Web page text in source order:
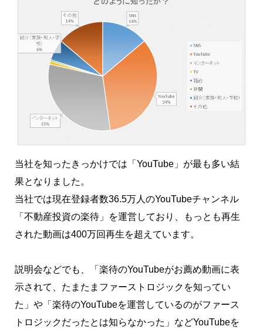
当社を知ったきっかけでは「YouTube」が最も多い結
果となりました。
当社では現在登録者数36.5万人のYouTubeチャンネル
「不動産投資の楽待」を運営しており、もっとも再生
された動画は400万回再生を超えています。
説明会などでも、「楽待のYouTubeがお薦め動画に表
示されて、たまたまファーストロジックを知ってい
た」や「楽待のYouTubeを運営しているのがファース
トロジックだったとは知らなかった」などYouTubeを